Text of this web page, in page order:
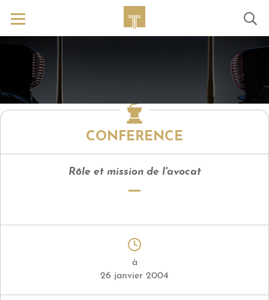
CONFERENCE
Rôle et mission de l'avocat
à
26 janvier 2004